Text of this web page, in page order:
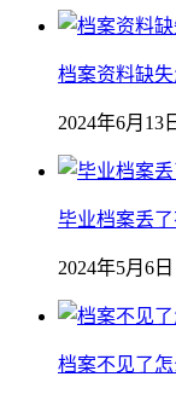
档案资料缺
2024年6月13
毕业档案丢
2024年5月6日
档案不见了